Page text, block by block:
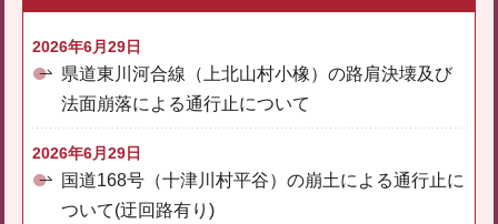
2026年6月29日
県道東川河合線（上北山村小橡）の路肩決壊及び
法面崩落による通行止について
2026年6月29日
国道168号（十津川村平谷）の崩土による通行止に
ついて(迂回路有り)